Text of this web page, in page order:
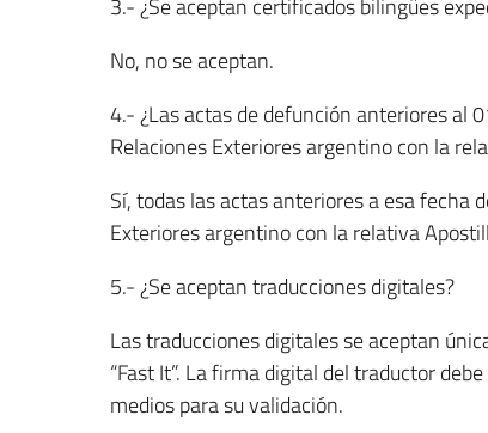
3.- ¿Se aceptan certificados bilingües
No, no se aceptan.
4.- ¿Las actas de defunción anteriores al
Relaciones Exteriores argentino con la
Sí, todas las actas anteriores a esa fecha
Exteriores argentino con la relativa
5.- ¿Se aceptan traducciones digitales?
Las traducciones digitales se aceptan
“Fast It”. La firma digital del traductor
medios para su validación.